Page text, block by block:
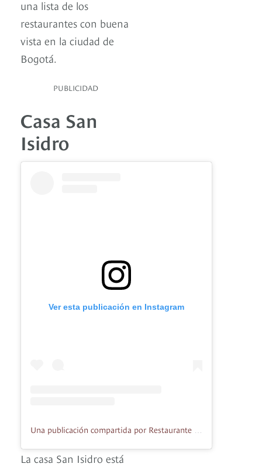
una lista de los
restaurantes con buena
vista en la ciudad de
Bogotá.
PUBLICIDAD
Casa San
Isidro
Ver esta publicación en Instagram
La casa San Isidro está